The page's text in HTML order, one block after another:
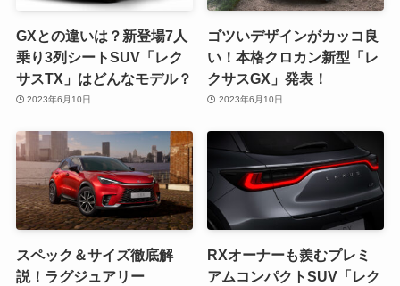
GXとの違いは？新登場7人
乗り3列シートSUV「レク
サスTX」はどんなモデル？
2023年6月10日
ゴツいデザインがカッコ良
い！本格クロカン新型「レ
クサスGX」発表！
2023年6月10日
スペック＆サイズ徹底解
説！ラグジュアリー
RXオーナーも羨むプレミ
アムコンパクトSUV「レク